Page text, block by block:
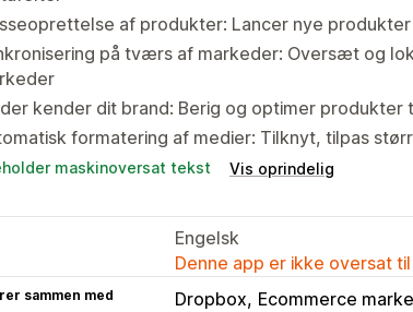
af produkter: Lancer nye
på tværs af markeder: Oversæt og
kender dit brand: Berig og optimer produkter
formatering af medier: Tilknyt, tilpas
maskinoversat tekst Vis oprindelig
Engelsk
Denne app er ikke oversat til
sammen med Dropbox Ecommerce